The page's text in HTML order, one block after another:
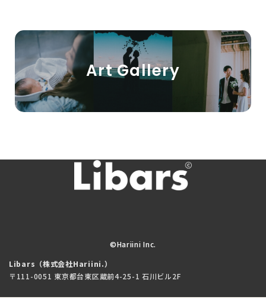
Art Gallery
©Hariini Inc.
Libars（株式会社Hariini.）
〒111-0051 東京都台東区蔵前4-25-1 石川ビル2F